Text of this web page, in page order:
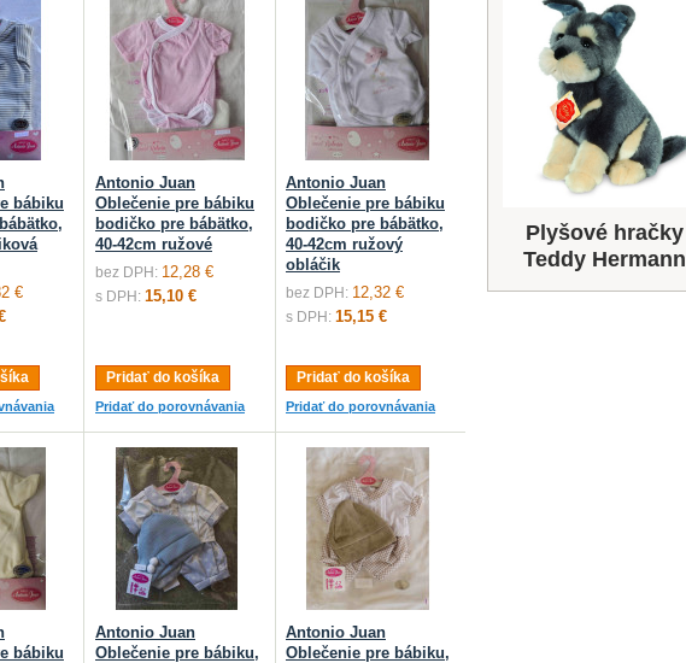
bábiku
€
Antonio Juan
Oblečenie pre bábiku
bodičko pre bábätko,
40-42cm ružové
bez DPH: 12,28 €
s DPH: 15,10 €
Pridať do košíka
Pridať do porovnávania
Antonio Juan
Oblečenie pre bábiku
bodičko pre bábätko,
40-42cm ružový
obláčik
bez DPH: 12,32 €
s DPH: 15,15 €
Pridať do košíka
Pridať do porovnávania
bábiku
Antonio Juan
Oblečenie pre bábiku,
Antonio Juan
Oblečenie pre bábiku,
Plyšové hračky
Teddy Hermann